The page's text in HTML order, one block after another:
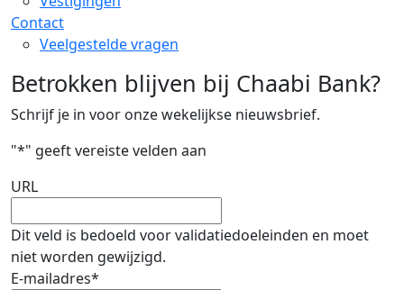
Contact
Veelgestelde vragen
Betrokken blijven bij Chaabi Bank?
Schrijf je in voor onze wekelijkse nieuwsbrief.
"*" geeft vereiste velden aan
URL
Dit veld is bedoeld voor validatiedoeleinden en moet
niet worden gewijzigd.
E-mailadres*